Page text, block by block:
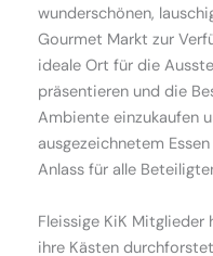
wunderschönen,
Gourmet Markt zur
ideale Ort für die
präsentieren und die
Ambiente einzukaufen
ausgezeichnetem
Anlass für alle
Fleissige KiK Mitglieder
ihre Kästen